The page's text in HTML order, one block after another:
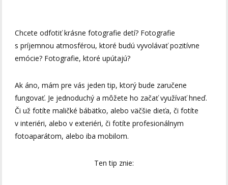
Chcete odfotiť krásne fotografie detí? Fotografie
s príjemnou atmosférou, ktoré budú vyvolávať pozitívne
emócie? Fotografie, ktoré upútajú?
Ak áno, mám pre vás jeden tip, ktorý bude zaručene
fungovať. Je jednoduchý a môžete ho začať využívať hneď.
Či už fotíte maličké bábätko, alebo väčšie dieťa, či fotíte
v interiéri, alebo v exteriéri, či fotíte profesionálnym
fotoaparátom, alebo iba mobilom.
Ten tip znie: